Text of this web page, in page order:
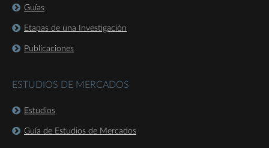
Guías
Etapas de una Investigación
Publicaciones
ESTUDIOS DE MERCADOS
Estudios
Guía de Estudios de Mercados